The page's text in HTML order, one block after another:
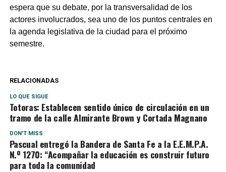
espera que su debate, por la transversalidad de los
actores involucrados, sea uno de los puntos centrales en
la agenda legislativa de la ciudad para el próximo
semestre.
RELACIONADAS
LO QUE SIGUE
Totoras: Establecen sentido único de circulación en un
tramo de la calle Almirante Brown y Cortada Magnano
DON'T MISS
Pascual entregó la Bandera de Santa Fe a la E.E.M.P.A.
N.º 1270: “Acompañar la educación es construir futuro
para toda la comunidad